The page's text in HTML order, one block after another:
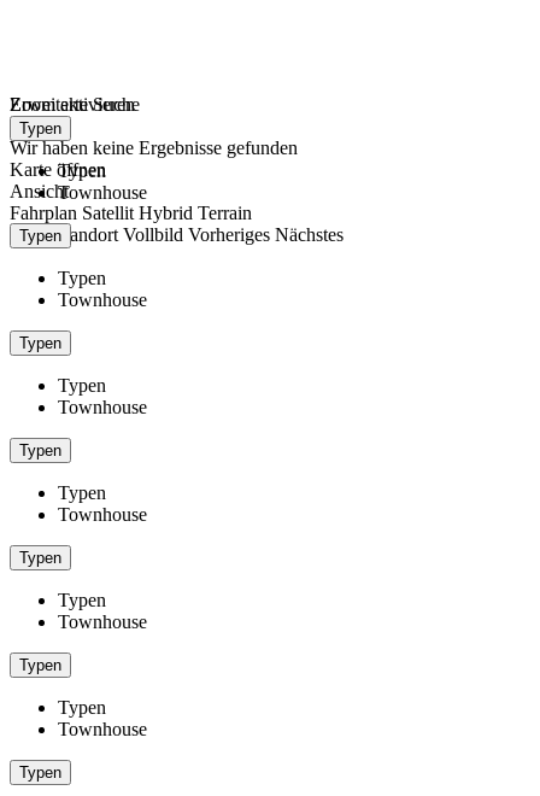
Zoom aktivieren
lade...
Wir haben keine Ergebnisse gefunden
Karte öffnen
Ansicht
Fahrplan Satellit Hybrid Terrain
Mein Standort Vollbild Vorheriges Nächstes
Erweiterte Suche
Typen
Typen
Townhouse
Typen
Typen
Townhouse
Typen
Typen
Townhouse
Typen
Typen
Townhouse
Typen
Typen
Townhouse
Typen
Typen
Townhouse
Typen